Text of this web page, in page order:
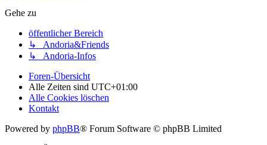
Gehe zu
öffentlicher Bereich
↳ Andoria&Friends
↳ Andoria-Infos
Foren-Übersicht
Alle Zeiten sind UTC+01:00
Alle Cookies löschen
Kontakt
Powered by phpBB® Forum Software © phpBB Limited